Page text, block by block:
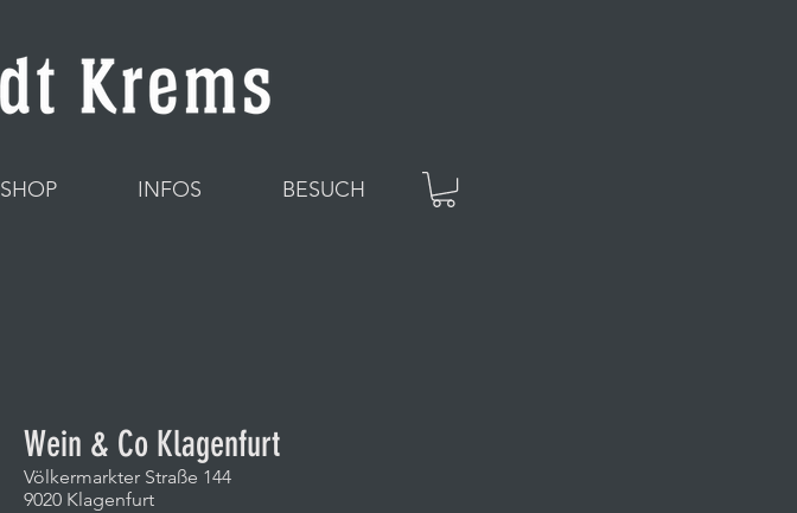
SHOP INFOS BESUCH
Wein & Co Klagenfurt
Völkermarkter Straße 144
9020 Klagenfurt